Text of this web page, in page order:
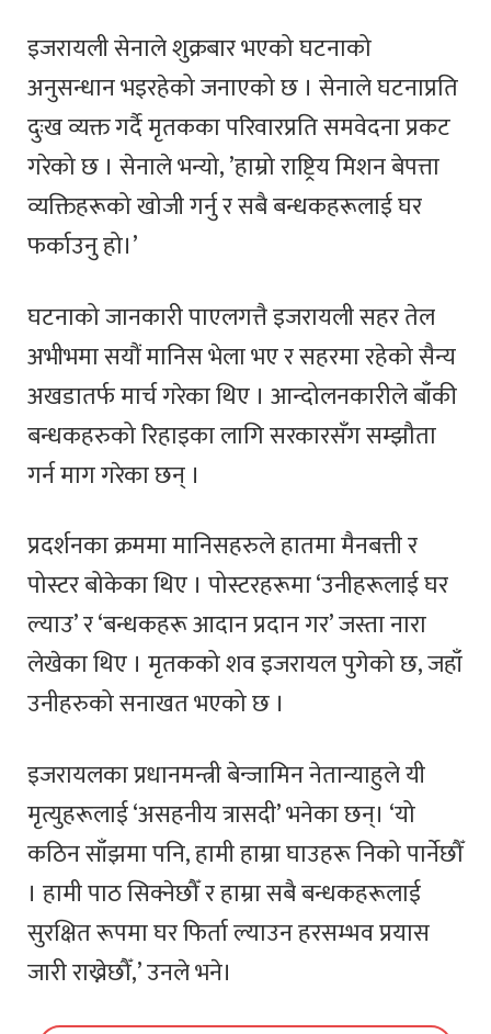
इजरायली सेनाले शुक्रबार भएको घटनाको
अनुसन्धान भइरहेको जनाएको छ । सेनाले घटनाप्रति
दुःख व्यक्त गर्दै मृतकका परिवारप्रति समवेदना प्रकट
गरेको छ । सेनाले भन्यो, ’हाम्रो राष्ट्रिय मिशन बेपत्ता
व्यक्तिहरूको खोजी गर्नु र सबै बन्धकहरूलाई घर
फर्काउनु हो।’
घटनाको जानकारी पाएलगत्तै इजरायली सहर तेल
अभीभमा सयौं मानिस भेला भए र सहरमा रहेको सैन्य
अखडातर्फ मार्च गरेका थिए । आन्दोलनकारीले बाँकी
बन्धकहरुको रिहाइका लागि सरकारसँग सम्झौता
गर्न माग गरेका छन् ।
प्रदर्शनका क्रममा मानिसहरुले हातमा मैनबत्ती र
पोस्टर बोकेका थिए । पोस्टरहरूमा ‘उनीहरूलाई घर
ल्याउ’ र ‘बन्धकहरू आदान प्रदान गर’ जस्ता नारा
लेखेका थिए । मृतकको शव इजरायल पुगेको छ, जहाँ
उनीहरुको सनाखत भएको छ ।
इजरायलका प्रधानमन्त्री बेन्जामिन नेतान्याहुले यी
मृत्युहरूलाई ‘असहनीय त्रासदी’ भनेका छन्। ‘यो
कठिन साँझमा पनि, हामी हाम्रा घाउहरू निको पार्नेछौँ
। हामी पाठ सिक्नेछौँ र हाम्रा सबै बन्धकहरूलाई
सुरक्षित रूपमा घर फिर्ता ल्याउन हरसम्भव प्रयास
जारी राख्नेछौँ,’ उनले भने।